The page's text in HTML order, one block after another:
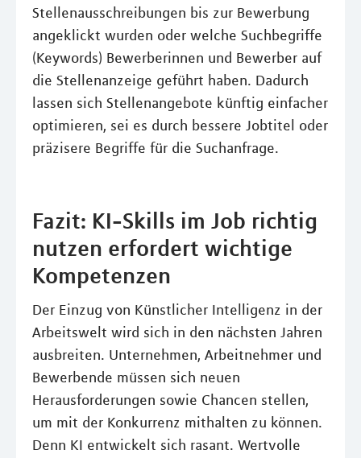
Stellenausschreibungen bis zur Bewerbung
angeklickt wurden oder welche Suchbegriffe
(Keywords) Bewerberinnen und Bewerber auf
die Stellenanzeige geführt haben. Dadurch
lassen sich Stellenangebote künftig einfacher
optimieren, sei es durch bessere Jobtitel oder
präzisere Begriffe für die Suchanfrage.
Fazit: KI-Skills im Job richtig
nutzen erfordert wichtige
Kompetenzen
Der Einzug von Künstlicher Intelligenz in der
Arbeitswelt wird sich in den nächsten Jahren
ausbreiten. Unternehmen, Arbeitnehmer und
Bewerbende müssen sich neuen
Herausforderungen sowie Chancen stellen,
um mit der Konkurrenz mithalten zu können.
Denn KI entwickelt sich rasant. Wertvolle